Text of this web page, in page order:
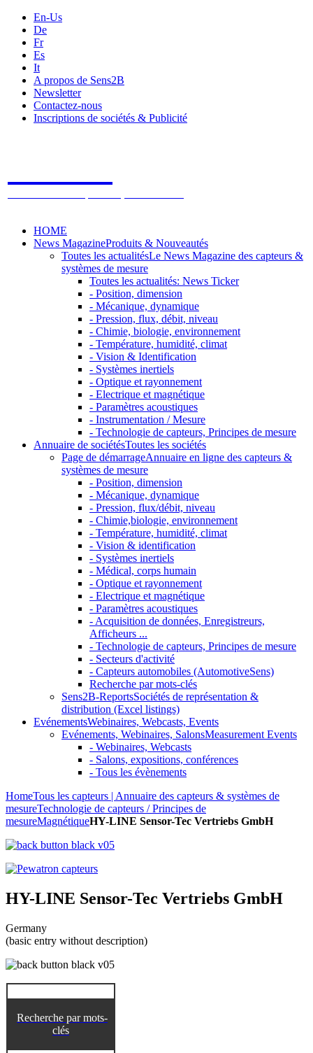
En-Us
De
Fr
Es
It
A propos de Sens2B
Newsletter
Contactez-nous
Inscriptions de sociétés & Publicité
HOME
News MagazineProduits & Nouveautés
Toutes les actualitésLe News Magazine des capteurs &
systèmes de mesure
Toutes les actualités: News Ticker
- Position, dimension
- Mécanique, dynamique
- Pression, flux, débit, niveau
- Chimie, biologie, environnement
- Température, humidité, climat
- Vision & Identification
- Systèmes inertiels
- Optique et rayonnement
- Electrique et magnétique
- Paramètres acoustiques
- Instrumentation / Mesure
- Technologie de capteurs, Principes de mesure
Annuaire de sociétésToutes les sociétés
Page de démarrageAnnuaire en ligne des capteurs &
systèmes de mesure
- Position, dimension
- Mécanique, dynamique
- Pression, flux/débit, niveau
- Chimie,biologie, environnement
- Température, humidité, climat
- Vision & identification
- Systèmes inertiels
- Médical, corps humain
- Optique et rayonnement
- Electrique et magnétique
- Paramètres acoustiques
- Acquisition de données, Enregistreurs,
Afficheurs ...
- Technologie de capteurs, Principes de mesure
- Secteurs d'activité
- Capteurs automobiles (AutomotiveSens)
Recherche par mots-clés
Sens2B-ReportsSociétés de représentation &
distribution (Excel listings)
EvénementsWebinaires, Webcasts, Events
Evénements, Webinaires, SalonsMeasurement Events
- Webinaires, Webcasts
- Salons, expositions, conférences
- Tous les évènements
HomeTous les capteurs | Annuaire des capteurs & systèmes de
mesureTechnologie de capteurs / Principes de
mesureMagnétiqueHY-LINE Sensor-Tec Vertriebs GmbH
HY-LINE Sensor-Tec Vertriebs GmbH
Germany
(basic entry without description)
Recherche par mots-
clés